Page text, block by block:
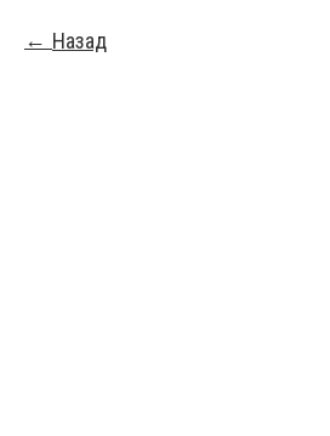
Назад